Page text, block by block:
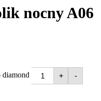
nocny A06
+ -